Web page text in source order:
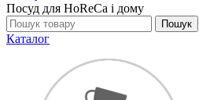
Посуд для HoReCa і дому
Пошук
Каталог